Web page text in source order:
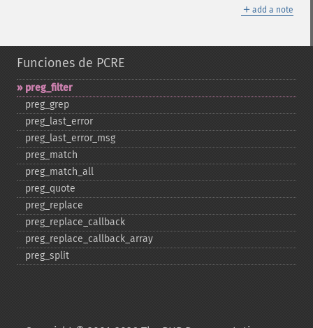
＋ add a note
Funciones de PCRE
preg_​filter
preg_​grep
preg_​last_​error
preg_​last_​error_​msg
preg_​match
preg_​match_​all
preg_​quote
preg_​replace
preg_​replace_​callback
preg_​replace_​callback_​array
preg_​split